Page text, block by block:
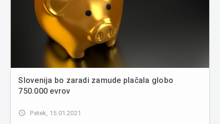
Slovenija bo zaradi zamude plačala globo
750.000 evrov
access_time Petek, 15.01.2021